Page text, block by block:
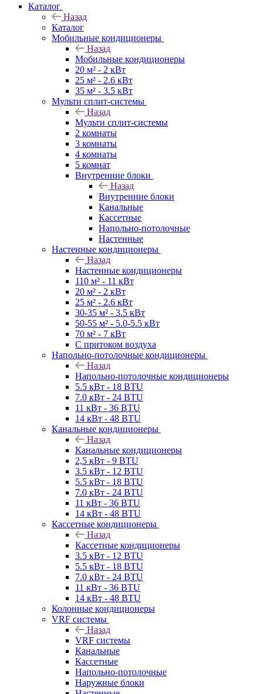
Каталог
Назад
Каталог
Мобильные кондиционеры
Назад
Мобильные кондиционеры
20 м² - 2 кВт
25 м² - 2.6 кВт
35 м² - 3.5 кВт
Мульти сплит-системы
Назад
Мульти сплит-системы
2 комнаты
3 комнаты
4 комнаты
5 комнат
Внутренние блоки
Назад
Внутренние блоки
Канальные
Кассетные
Напольно-потолочные
Настенные
Настенные кондиционеры
Назад
Настенные кондиционеры
110 м² - 11 кВт
20 м² - 2 кВт
25 м² - 2.6 кВт
30-35 м² - 3.5 кВт
50-55 м² - 5.0-5.5 кВт
70 м² - 7 кВт
С притоком воздуха
Напольно-потолочные кондиционеры
Назад
Напольно-потолочные кондиционеры
5.5 кВт - 18 BTU
7.0 кВт - 24 BTU
11 кВт - 36 BTU
14 кВт - 48 BTU
Канальные кондиционеры
Назад
Канальные кондиционеры
2,5 кВт - 9 BTU
3.5 кВт - 12 BTU
5.5 кВт - 18 BTU
7.0 кВт - 24 BTU
11 кВт - 36 BTU
14 кВт - 48 BTU
Кассетные кондиционеры
Назад
Кассетные кондиционеры
3.5 кВт - 12 BTU
5.5 кВт - 18 BTU
7.0 кВт - 24 BTU
11 кВт - 36 BTU
14 кВт - 48 BTU
Колонные кондиционеры
VRF системы
Назад
VRF системы
Канальные
Кассетные
Напольно-потолочные
Наружные блоки